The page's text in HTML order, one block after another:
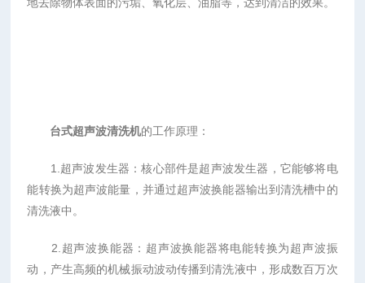
台式超声波清洗机的工作原理：
1.超声波发生器：核心部件是超声波发生器，它能够将电
能转换为超声波能量，并通过超声波换能器输出到清洗槽中的
清洗液中。
2.超声波换能器：超声波换能器将电能转换为超声波振
动，产生高频的机械振动波动传播到清洗液中，形成数百万次